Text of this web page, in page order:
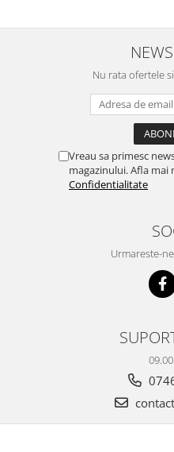
Nu rata ofertele
Vreau sa primesc
magazinului. Afla mai
Confidentialitate
Urmareste-